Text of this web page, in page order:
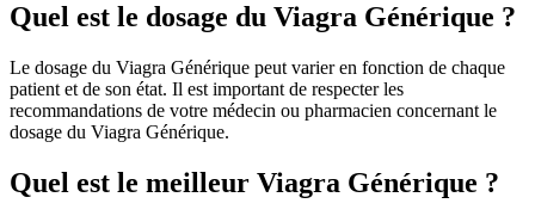
Quel est le dosage du Viagra Générique ?
Le dosage du Viagra Générique peut varier en fonction de chaque
patient et de son état. Il est important de respecter les
recommandations de votre médecin ou pharmacien concernant le
dosage du Viagra Générique.
Quel est le meilleur Viagra Générique ?